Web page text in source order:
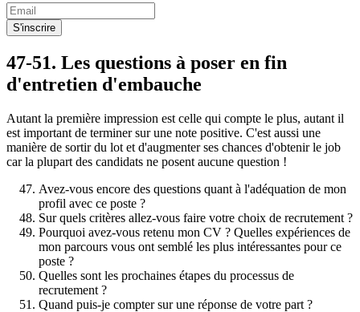
S'inscrire
47-51. Les questions à poser en fin
d'entretien d'embauche
Autant la première impression est celle qui compte le plus, autant il
est important de terminer sur une note positive. C'est aussi une
manière de sortir du lot et d'augmenter ses chances d'obtenir le job
car la plupart des candidats ne posent aucune question !
Avez-vous encore des questions quant à l'adéquation de mon
profil avec ce poste ?
Sur quels critères allez-vous faire votre choix de recrutement ?
Pourquoi avez-vous retenu mon CV ? Quelles expériences de
mon parcours vous ont semblé les plus intéressantes pour ce
poste ?
Quelles sont les prochaines étapes du processus de
recrutement ?
Quand puis-je compter sur une réponse de votre part ?